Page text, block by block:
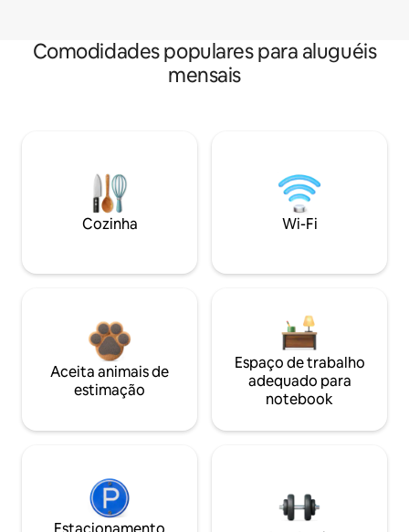
Comodidades populares para aluguéis
mensais
Cozinha Wi-Fi
Aceita animais de
estimação
Espaço de trabalho
adequado para
notebook